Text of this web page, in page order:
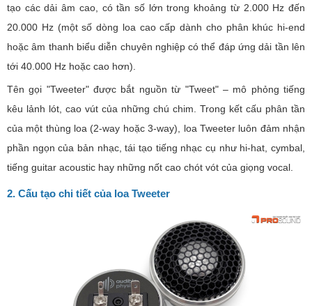
tạo các dải âm cao, có tần số lớn trong khoảng từ 2.000 Hz đến
20.000 Hz (một số dòng loa cao cấp dành cho phân khúc hi-end
hoặc âm thanh biểu diễn chuyên nghiệp có thể đáp ứng dải tần lên
tới 40.000 Hz hoặc cao hơn).
Tên gọi "Tweeter" được bắt nguồn từ "Tweet" – mô phỏng tiếng
kêu lảnh lót, cao vút của những chú chim. Trong kết cấu phân tần
của một thùng loa (2-way hoặc 3-way), loa Tweeter luôn đảm nhận
phần ngọn của bản nhạc, tái tạo tiếng nhạc cụ như hi-hat, cymbal,
tiếng guitar acoustic hay những nốt cao chót vót của giọng vocal.
2. Cấu tạo chi tiết của loa Tweeter